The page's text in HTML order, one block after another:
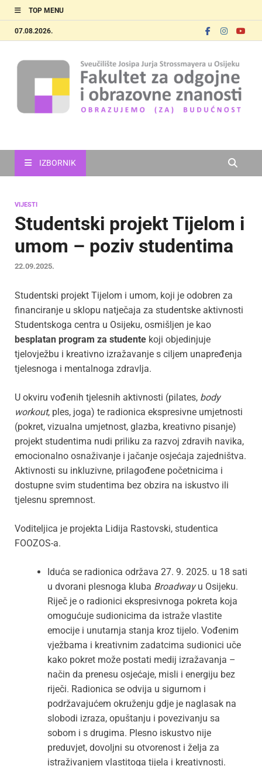
TOP MENU
07.08.2026.
IZBORNIK
VIJESTI
Studentski projekt Tijelom i
umom – poziv studentima
22.09.2025.
Studentski projekt Tijelom i umom, koji je odobren za
financiranje u sklopu natječaja za studentske aktivnosti
Studentskoga centra u Osijeku, osmišljen je kao
besplatan program za studente koji objedinjuje
tjelovježbu i kreativno izražavanje s ciljem unapređenja
tjelesnoga i mentalnoga zdravlja.
U okviru vođenih tjelesnih aktivnosti (pilates, body
workout, ples, joga) te radionica ekspresivne umjetnosti
(pokret, vizualna umjetnost, glazba, kreativno pisanje)
projekt studentima nudi priliku za razvoj zdravih navika,
emocionalno osnaživanje i jačanje osjećaja zajedništva.
Aktivnosti su inkluzivne, prilagođene početnicima i
dostupne svim studentima bez obzira na iskustvo ili
tjelesnu spremnost.
Voditeljica je projekta Lidija Rastovski, studentica
FOOZOS-a.
Iduća se radionica održava 27. 9. 2025. u 18 sati
u dvorani plesnoga kluba Broadwayu Osijeku.
Riječ je o radionici ekspresivnoga pokreta koja
omogućuje sudionicima da istraže vlastite
emocije i unutarnja stanja kroz tijelo. Vođenim
vježbama i kreativnim zadatcima sudionici uče
kako pokret može postati medij izražavanja –
način da prenesu osjećaje, misli i energiju bez
riječi. Radionica se odvija u sigurnom i
podržavajućem okruženju gdje je naglasak na
slobodi izraza, opuštanju i povezivanju sa
sobom i s drugima. Plesno iskustvo nije
preduvjet, dovoljni su otvorenost i želja za
istraživanjem vlastitoga tijela i kreativnosti.